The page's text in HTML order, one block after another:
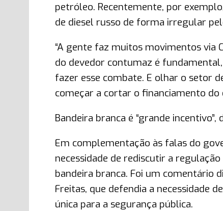
petróleo. Recentemente, por
de diesel russo de forma irregular
“A gente faz muitos movimentos via
do devedor contumaz é
fazer esse combate. E olhar o setor
começar a cortar o financiamento do
Bandeira branca é “grande incentivo”,
Em complementação às falas do
necessidade de rediscutir a
bandeira branca. Foi um comentário
Freitas, que defendia a necessidade
única para a segurança pública.